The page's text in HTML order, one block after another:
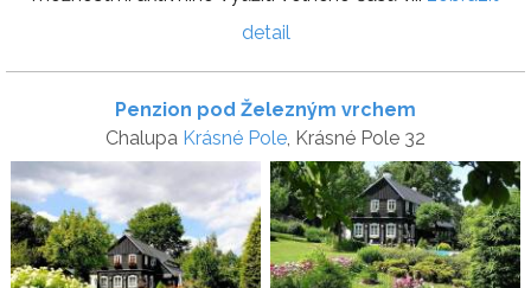
detail
Penzion pod Železným vrchem
Chalupa Krásné Pole , Krásné Pole 32